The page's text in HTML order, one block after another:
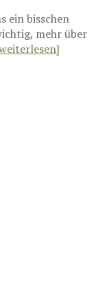
ein bisschen
mehr über